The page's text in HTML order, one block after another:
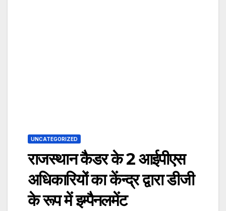
UNCATEGORIZED
राजस्थान कैडर के 2 आईपीएस
अधिकारियों का केंन्द्र द्वारा डीजी
के रूप में इम्पैनलमेंट